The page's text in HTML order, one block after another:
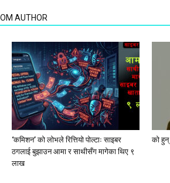
AUTHOR
‘कमिशन’ को लोभले रित्तियो पोल्टाः साइबर
ठगलाई बुझाउन आमा र साथीसँग मागेका थिए ९
लाख
को हुन्